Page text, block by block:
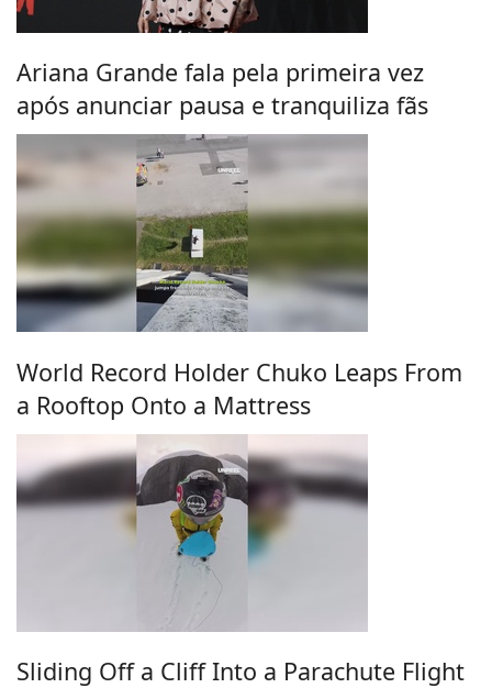
Ariana Grande fala pela primeira vez
após anunciar pausa e tranquiliza fãs
World Record Holder Chuko Leaps From
a Rooftop Onto a Mattress
Sliding Off a Cliff Into a Parachute Flight